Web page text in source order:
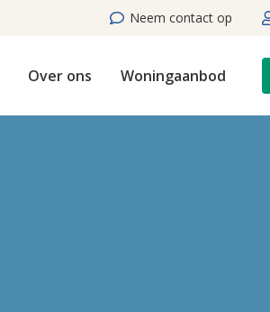
Neem contact op
Over ons Woningaanbod